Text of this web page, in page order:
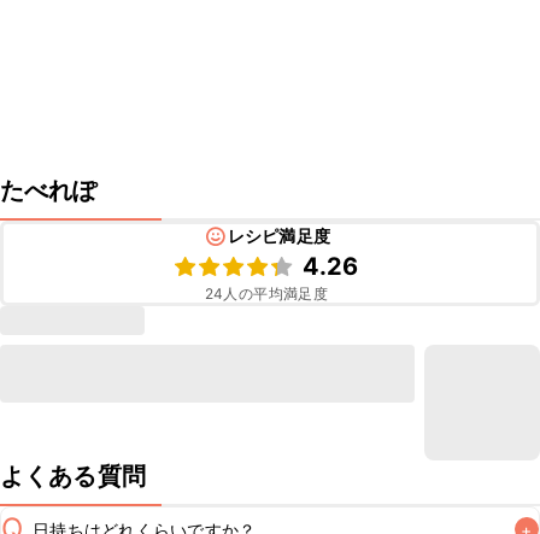
たべれぽ
レシピ満足度
4.26
24 人の平均満足度
よくある質問
日持ちはどれくらいですか？ +